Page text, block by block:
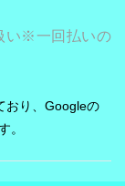
い※一回払いの
おり、Googleの
。